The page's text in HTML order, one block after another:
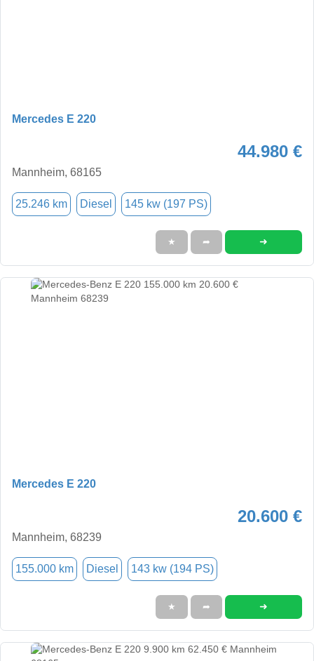
Mercedes E 220
44.980 €
Mannheim, 68165
25.246 km Diesel 145 kw (197 PS)
★ ➦ ➜
Mercedes E 220
20.600 €
Mannheim, 68239
155.000 km Diesel 143 kw (194 PS)
★ ➦ ➜